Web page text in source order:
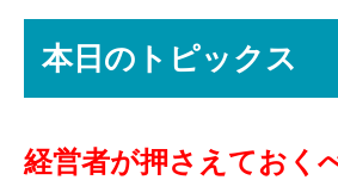
本日のトピックス
経営者が押さえておく